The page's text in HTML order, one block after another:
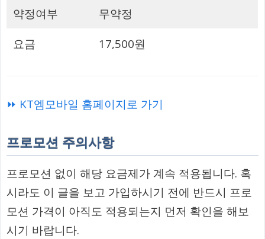
약정여부
무약정
요금
17,500원
⏩ KT엠모바일 홈페이지로 가기
프로모션 주의사항
프로모션 없이 해당 요금제가 계속 적용됩니다. 혹
시라도 이 글을 보고 가입하시기 전에 반드시 프로
모션 가격이 아직도 적용되는지 먼저 확인을 해보
시기 바랍니다.